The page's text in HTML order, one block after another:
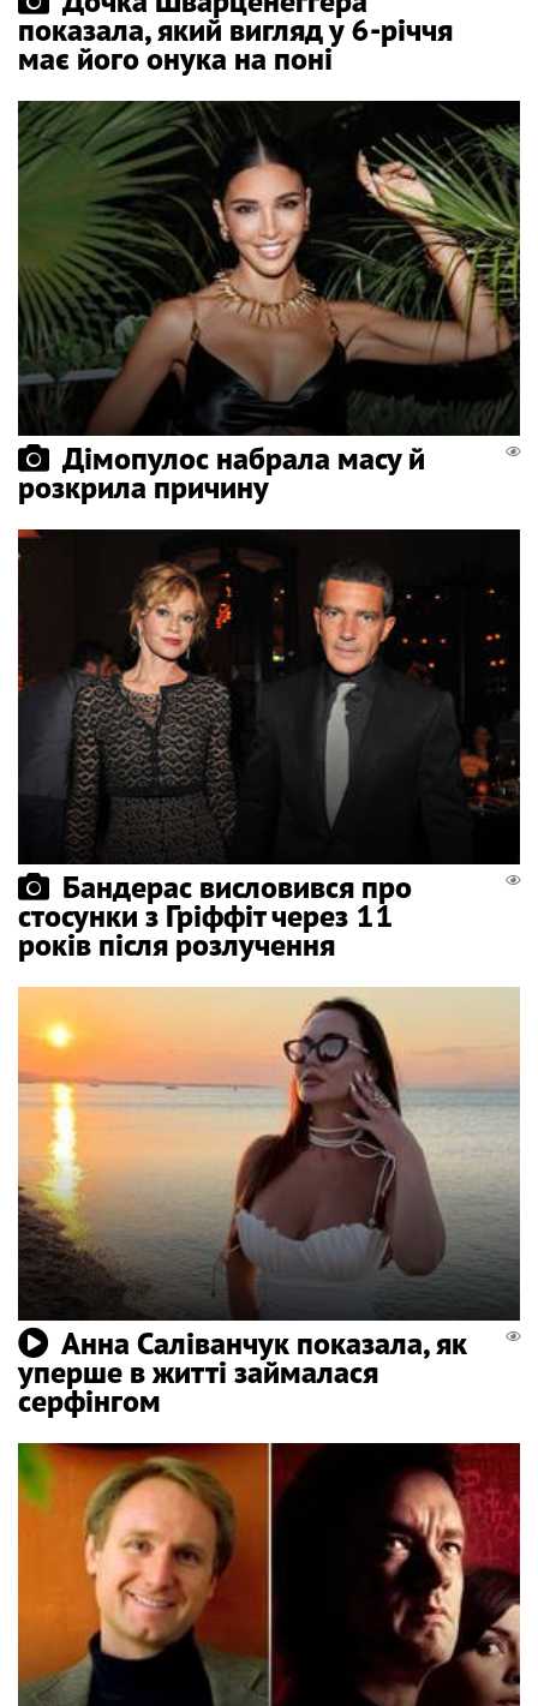
показала, який вигляд у 6-річчя
має його онука на поні
Дімопулос набрала масу й
розкрила причину
Бандерас висловився про
стосунки з Гріффіт через 11
років після розлучення
Анна Саліванчук показала, як
уперше в житті займалася
серфінгом